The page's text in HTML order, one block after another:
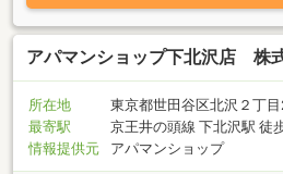
アパマンショップ下北沢店 株
所在地
東京都世田谷区北沢２丁
最寄駅
京王井の頭線 下北沢駅 徒
情報提供元
アパマンショップ